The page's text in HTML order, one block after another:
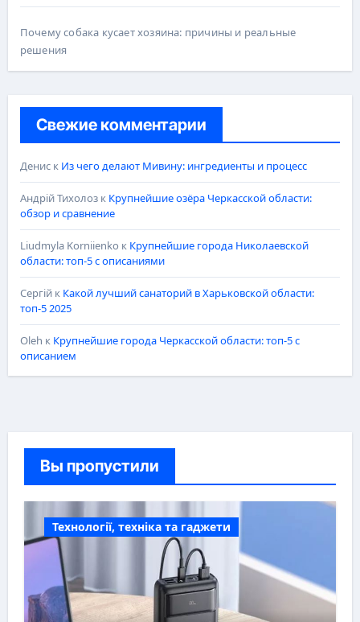
Почему собака кусает хозяина: причины и реальные
решения
Свежие комментарии
Дениск Из чего делают Мивину: ингредиенты и процесс
Андрій Тихолозк Крупнейшие озёра Черкасской области:
обзор и сравнение
Liudmyla Korniienko к Крупнейшие города Николаевской
области: топ-5 с описаниями
Сергійк Какой лучший санаторий в Харьковской области:
топ-5 2025
Oleh к Крупнейшие города Черкасской области: топ-5 с
описанием
Вы пропустили
Технології, техніка та гаджети